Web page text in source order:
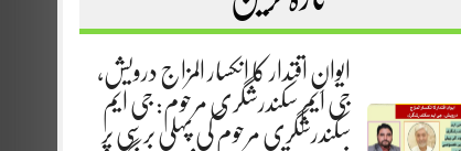
ایوانِ اقتدار کا انکسار المزاج درویش،
جی ایم سکندرشگری مرحوم: جی ایم
سکندرشگری مرحوم کی پہلی برسی پر